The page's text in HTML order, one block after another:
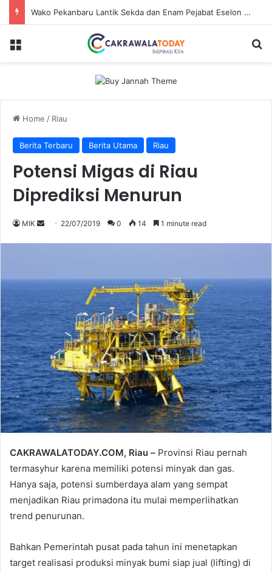
Wako Pekanbaru Lantik Sekda dan Enam Pejabat Eselon Lainnya
Menu
Home / Riau
Berita Terbaru Berita Utama Riau
Potensi Migas di Riau
Diprediksi Menurun
MIK
Send 22/07/2019 0 14 1 minute read
CAKRAWALATODAY.COM, Riau – Provinsi Riau pernah
termasyhur karena memiliki potensi minyak dan gas.
Hanya saja, potensi sumberdaya alam yang sempat
menjadikan Riau primadona itu mulai memperlihatkan
trend penurunan.
Bahkan Pemerintah pusat pada tahun ini menetapkan
target realisasi produksi minyak bumi siap jual (lifting) di